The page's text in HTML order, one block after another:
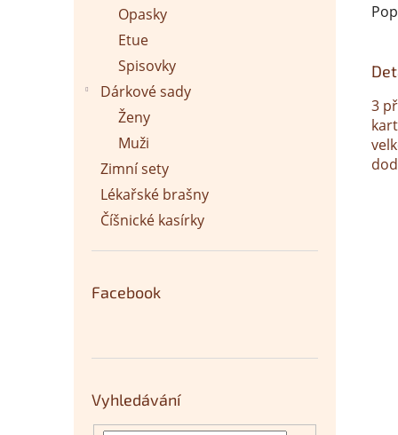
Opasky
Etue
Spisovky
Dárkové sady
Ženy
Muži
Zimní sety
Lékařské brašny
Číšnické kasírky
Facebook
Vyhledávání
3